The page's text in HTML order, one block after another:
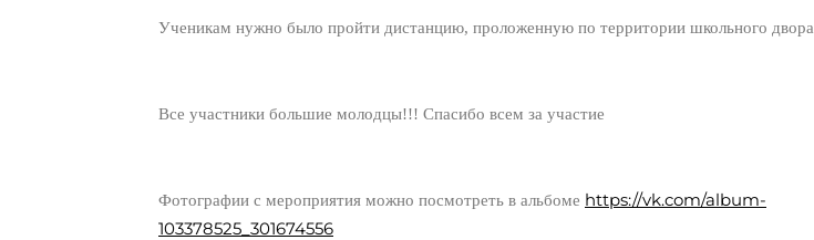
Ученикам нужно было пройти дистанцию, проложенную по территории школьного двора
Все участники большие молодцы!!! Спасибо всем за участие
Фотографии с мероприятия можно посмотреть в альбоме https://vk.com/album-
103378525_301674556